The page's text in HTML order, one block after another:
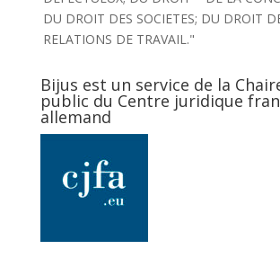
DU DROIT DES SOCIETES; DU DROIT
RELATIONS DE TRAVAIL."
Bijus est un service de la
public du Centre juridique
allemand